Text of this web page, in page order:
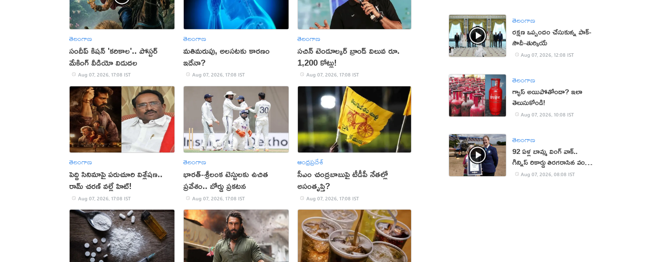
తెలంగాణ
సందీప్ కిషన్ 'కరికాల'.. పోస్టర్
మేకింగ్ వీడియో విడుదల
Aug 07, 2026, 17:08 IST
తెలంగాణ
మతిమరుపు, అలసటకు కారణం
ఇదేనా?
Aug 07, 2026, 17:08 IST
తెలంగాణ
సచిన్ టెండూల్కర్ బ్రాండ్ విలువ రూ.
1,200 కోట్లు!
Aug 07, 2026, 17:08 IST
తెలంగాణ
పెద్ది సినిమాపై పరుచూరి విశ్లేషణ..
రామ్ చరణ్ వల్లే హిట్!
Aug 07, 2026, 17:08 IST
తెలంగాణ
భారత్-శ్రీలంక టెస్టులకు ఉచిత
ప్రవేశం.. బోర్డు ప్రకటన
Aug 07, 2026, 17:08 IST
ఆంధ్రప్రదేశ్
సీఎం చంద్రబాబుపై టీడీపీ నేతల్లో
అసంతృప్తి?
Aug 07, 2026, 17:08 IST
తెలంగాణ
రక్షణ ఒప్పందం చేసుకున్న పాక్‌-
సౌదీ-తుర్కియే
Aug 07, 2026, 12:08 IST
తెలంగాణ
గ్యాస్ అయిపోతోందా? ఇలా
తెలుసుకోండి!
Aug 07, 2026, 10:08 IST
తెలంగాణ
92 ఏళ్ల బామ్మ వింగ్ వాక్..
గిన్నిస్ రికార్డు తిరగరాసిన వండర్
ఉమెన్Aug 07, 2026, 08:08 IST